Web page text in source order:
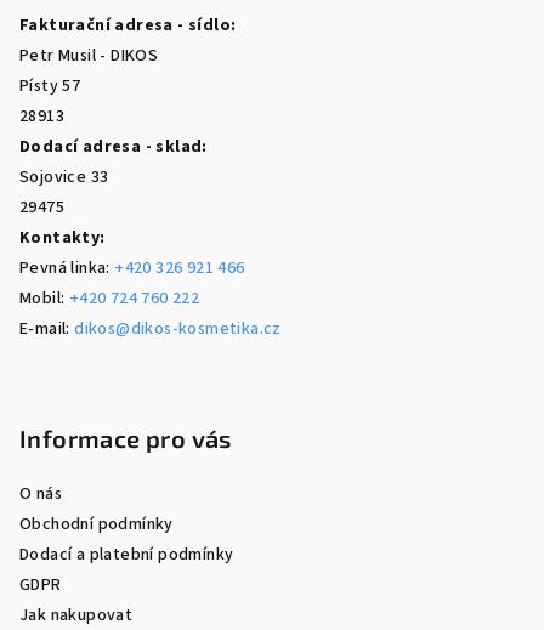
Fakturační adresa - sídlo:
Petr Musil - DIKOS
Písty 57
28913
Dodací adresa - sklad:
Sojovice 33
29475
Kontakty:
Pevná linka: +420 326 921 466
Mobil: +420 724 760 222
E-mail:dikos@dikos-kosmetika.cz
Informace pro vás
O nás
Obchodní podmínky
Dodací a platební podmínky
GDPR
Jak nakupovat